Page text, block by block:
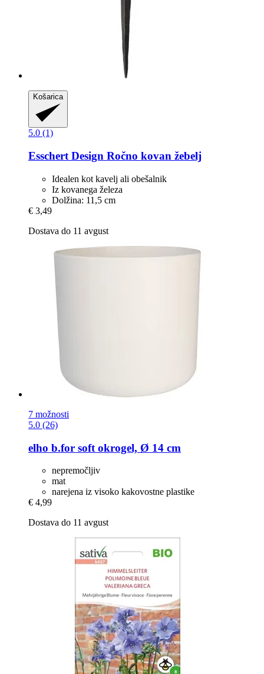
Košarica
5.0 (1)
Esschert Design Ročno kovan žebelj
Idealen kot kavelj ali obešalnik
Iz kovanega železa
Dolžina: 11,5 cm
€ 3,49
Dostava do 11 avgust
7 možnosti
5.0 (26)
elho b.for soft okrogel, Ø 14 cm
nepremočljiv
mat
narejena iz visoko kakovostne plastike
€ 4,99
Dostava do 11 avgust